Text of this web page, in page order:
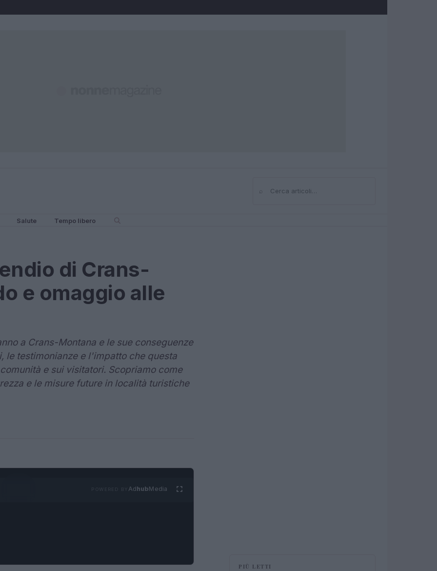
⌕Cerca
Salute Tempo libero
di Crans-
e omaggio alle
a Crans-Montana e le sue conseguenze
le testimonianze e l'impatto che questa
e sui visitatori. Scopriamo come
e le misure future in località turistiche
AdhubMedia
PIÙ LETTI